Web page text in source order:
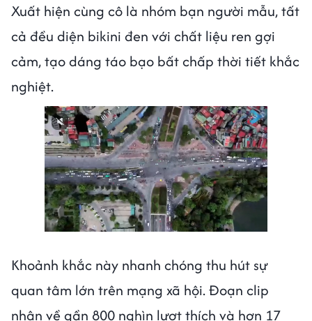
Xuất hiện cùng cô là nhóm bạn người mẫu, tất
cả đều diện bikini đen với chất liệu ren gợi
cảm, tạo dáng táo bạo bất chấp thời tiết khắc
nghiệt.
Khoảnh khắc này nhanh chóng thu hút sự
quan tâm lớn trên mạng xã hội. Đoạn clip
nhận về gần 800 nghìn lượt thích và hơn 17